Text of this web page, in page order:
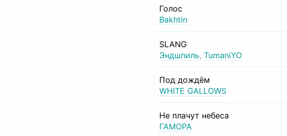
Голос
Bakhtin
SLANG
Эндшпиль, TumaniYO
Под дождём
WHITE GALLOWS
Не плачут небеса
ГАМОРА